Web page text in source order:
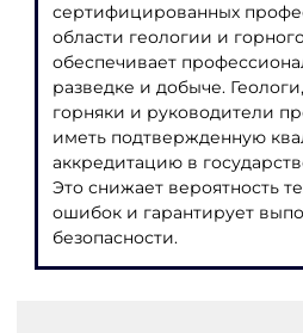
сертифицированных
области геологии и
обеспечивает
разведке и добыче.
горняки и руководители
иметь подтвержденную
аккредитацию в
Это снижает вероятность
ошибок и гарантирует
безопасности.